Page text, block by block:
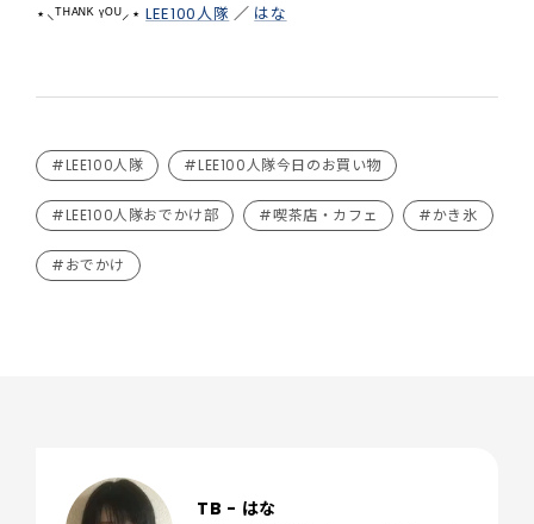
⋆⸜ᵀᴴᴬᴺᴷ ᵞᴼᵁ⸝⋆LEE100人隊 ／ はな
#LEE100人隊 #LEE100人隊今日のお買い物
#LEE100人隊おでかけ部 #喫茶店・カフェ #かき氷
#おでかけ
TB - はな